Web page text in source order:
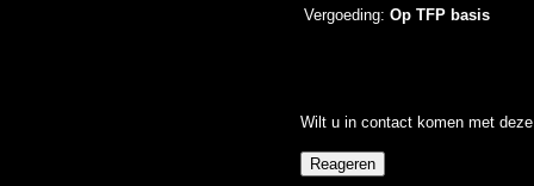
Vergoeding: Op TFP basis
Wilt u in contact komen met